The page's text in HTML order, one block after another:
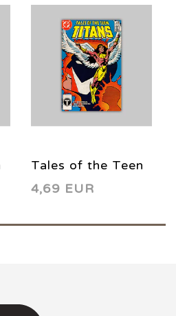
Tales of the Teen
Titans 88 1988
4,69 EUR